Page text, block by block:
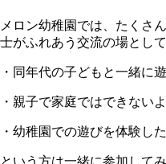
メロン幼稚園では、たくさ
士がふれあう交流の場とし
・同年代の子どもと一緒に
・親子で家庭ではできない
・幼稚園での遊びを体験した
という方は一緒に参加してみ